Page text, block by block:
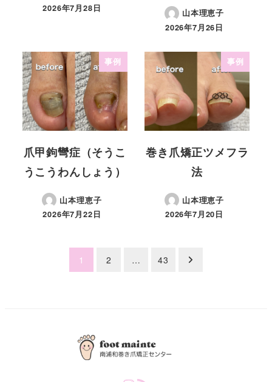
2026年7月28日
山本理恵子
2026年7月26日
事例
爪甲鉤彎症（そうこ
うこうわんしょう）
山本理恵子
2026年7月22日
事例
巻き爪矯正ツメフラ
法
山本理恵子
2026年7月20日
1 2 … 43